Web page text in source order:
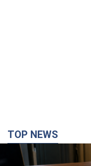
TOP NEWS